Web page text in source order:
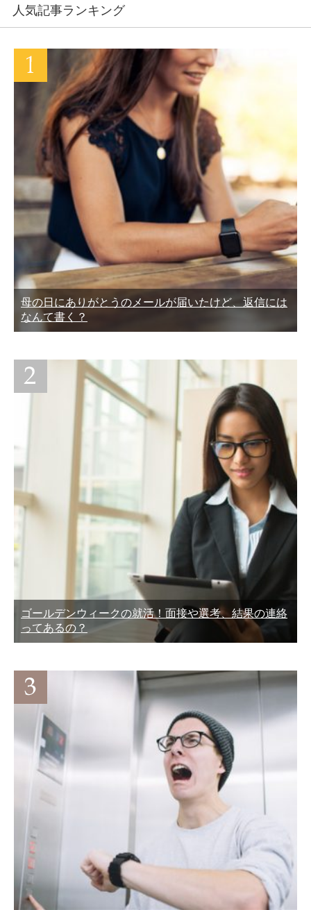
人気記事ランキング
母の日にありがとうのメールが届いたけど、返信には
なんて書く？
ゴールデンウィークの就活！面接や選考、結果の連絡
ってあるの？